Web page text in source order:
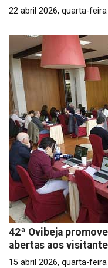
22 abril 2026, quarta-feira
42ª Ovibeja
abertas aos
15 abril 2026, quarta-feira